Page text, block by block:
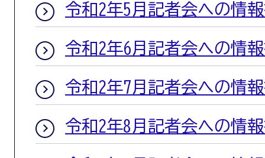
令和2年5月記者会への情
令和2年6月記者会への情
令和2年7月記者会への情
令和2年8月記者会への情